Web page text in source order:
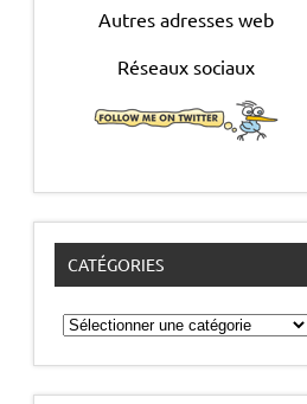
Autres adresses web
Réseaux sociaux
CATÉGORIES
Catégories